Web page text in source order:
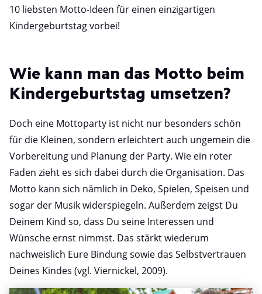
10 liebsten Motto-Ideen für einen einzigartigen
Kindergeburtstag vorbei!
Wie kann man das Motto beim
Kindergeburtstag umsetzen?
Doch eine Mottoparty ist nicht nur besonders schön
für die Kleinen, sondern erleichtert auch ungemein die
Vorbereitung und Planung der Party. Wie ein roter
Faden zieht es sich dabei durch die Organisation. Das
Motto kann sich nämlich in Deko, Spielen, Speisen und
sogar der Musik widerspiegeln. Außerdem zeigst Du
Deinem Kind so, dass Du seine Interessen und
Wünsche ernst nimmst. Das stärkt wiederum
nachweislich Eure Bindung sowie das Selbstvertrauen
Deines Kindes (vgl. Viernickel, 2009).